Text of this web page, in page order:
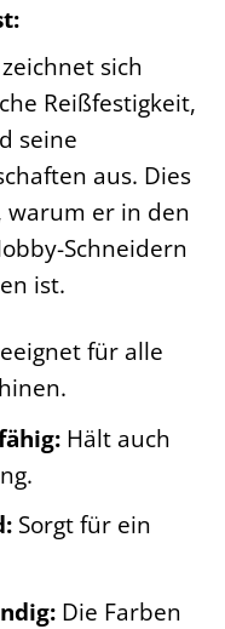
sich
Reißfestigkeit,
seine
aus. Dies
warum er in den
Schneidern
ist.
für alle
Hält auch
Sorgt für ein
Die Farben